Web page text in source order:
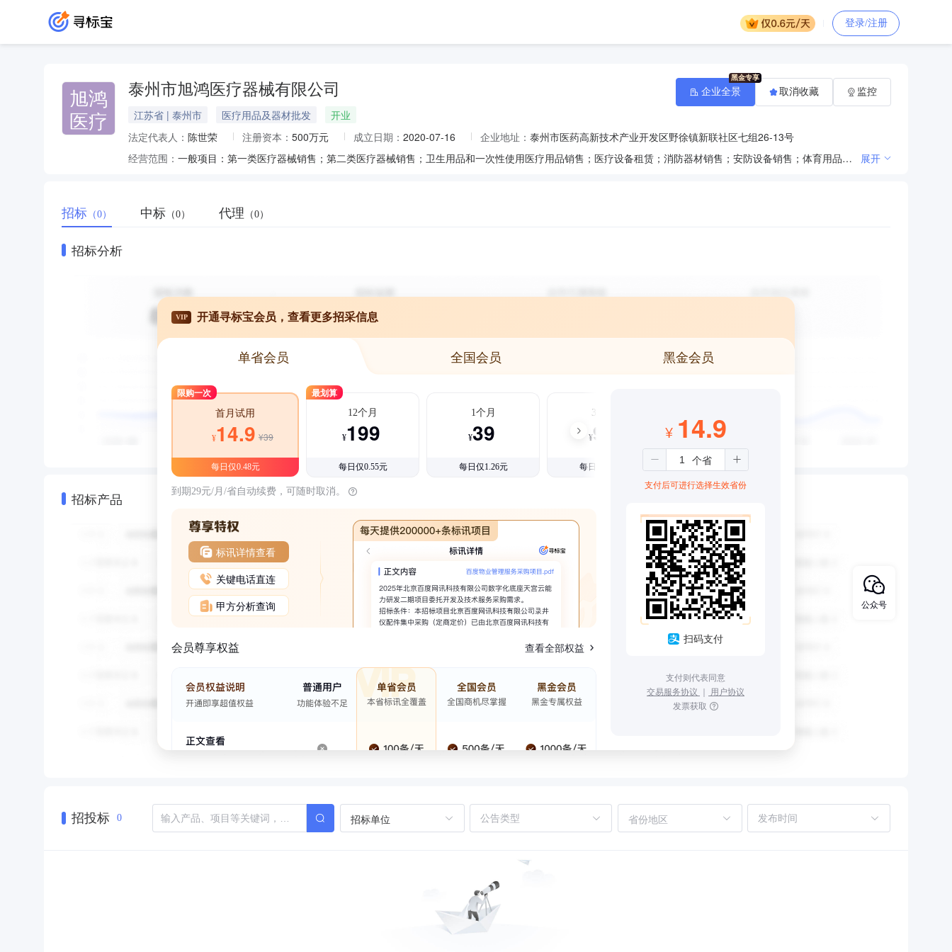
登录/注册
旭鸿
医疗
泰州市旭鸿医疗器械有限公司
江苏省 | 泰州市 医疗用品及器材批发
开业
法定代表人： 陈世荣 注册资本： 500万元 成立日期： 2020-07-16 企业地址： 泰州市医药高新技术产业开发区野徐镇新联社区七组26-13号
经营范围：
一般项目：第一类医疗器械销售；第二类医疗器械销售；卫生用品和一次性使用医疗用品销售；医疗设备租赁；消防器材销售；安防设备销售；体育用品及器材批发（除依法须经批准的项目外，凭营业执照依法自主开展经营活动） 展开
企业全景 取消收藏 监控
招标 （0） 中标 （0） 代理 （0）
招标分析
招标产品
VIP 开通寻标宝会员，查看更多招采信息
单省会员 全国会员 黑金会员
限购一次
首月试用
¥14.9 ¥39
每日仅0.48元
最划算
12个月
¥199
每日仅0.55元
1个月
¥39
每日仅1.26元
3个月
¥99
每日仅1.08元
到期29元/月/省自动续费，可随时取消。
标讯详情查看
关键电话直连
甲方分析查询
会员尊享权益 查看全部权益
¥ 14.9
支付后可进行选择生效省份
扫码支付
支付则代表同意
交易服务协议 ｜ 用户协议
发票获取
招投标 0 招标单位 省份地区
公众号